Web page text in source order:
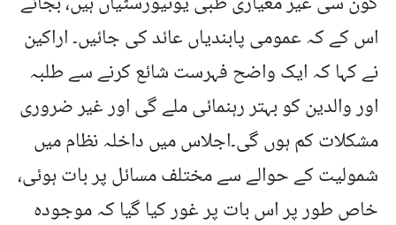
اس کے کہ عمومی پابندیاں عائد کی جائیں۔ اراکین
نے کہا کہ ایک واضح فہرست شائع کرنے سے طلبہ
اور والدین کو بہتر رہنمائی ملے گی اور غیر ضروری
مشکلات کم ہوں گی۔اجلاس میں داخلہ نظام میں
شمولیت کے حوالے سے مختلف مسائل پر بات ہوئی،
خاص طور پر اس بات پر غور کیا گیا کہ موجودہ